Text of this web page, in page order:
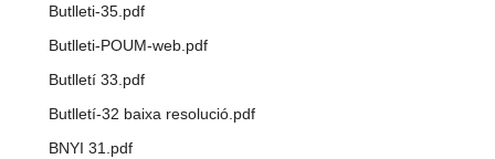
Butlleti-35.pdf
Butlleti-POUM-web.pdf
Butlletí 33.pdf
Butlletí-32 baixa resolució.pdf
BNYI 31.pdf